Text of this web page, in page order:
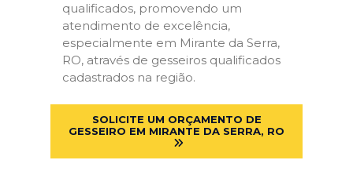
qualificados, promovendo um
atendimento de excelência,
especialmente em Mirante da Serra,
RO, através de gesseiros qualificados
cadastrados na região.
SOLICITE UM ORÇAMENTO DE
GESSEIRO EM MIRANTE DA SERRA, RO